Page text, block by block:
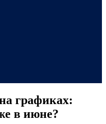
графиках:
в июне?